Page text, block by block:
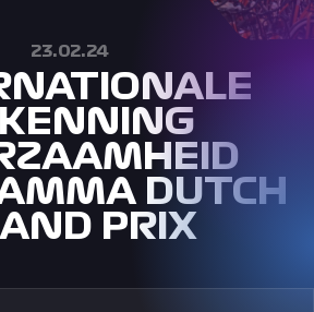
23.02.24
DUTCH
PRIX